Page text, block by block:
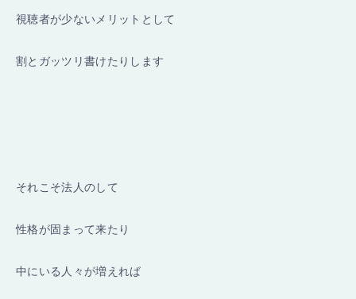
視聴者が少ないメリットとして
割とガッツリ書けたりします
それこそ法人のして
性格が固まって来たり
中にいる人々が増えれば